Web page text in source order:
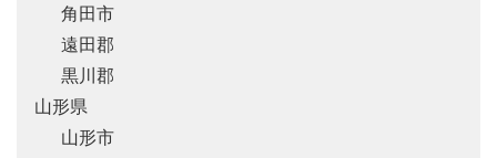
角田市
遠田郡
黒川郡
山形県
山形市